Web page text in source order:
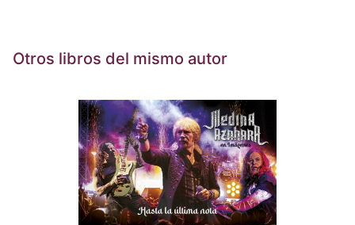
Otros libros del mismo autor